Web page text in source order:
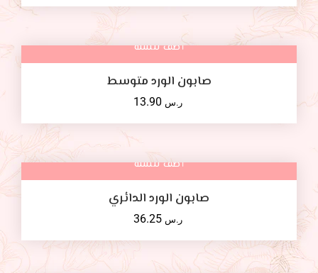
أضف للسلة
صابون الورد متوسط
ر.س
أضف للسلة
صابون الورد الدائري
ر.س